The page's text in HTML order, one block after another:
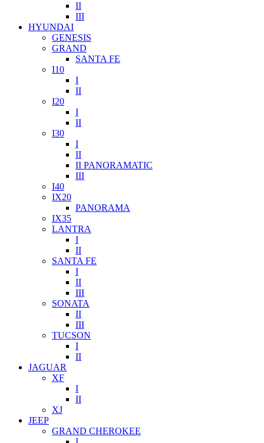
II
III
HYUNDAI
GENESIS
GRAND
SANTA FE
I10
I
II
I20
I
II
I30
I
II
II PANORAMATIC
III
I40
IX20
PANORAMA
IX35
LANTRA
I
II
SANTA FE
I
II
III
SONATA
II
III
TUCSON
I
II
JAGUAR
XF
I
II
XJ
JEEP
GRAND CHEROKEE